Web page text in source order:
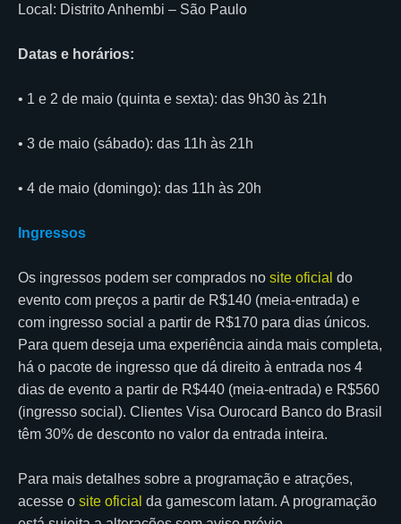
Local: Distrito Anhembi – São Paulo
Datas e horários:
• 1 e 2 de maio (quinta e sexta): das 9h30 às 21h
• 3 de maio (sábado): das 11h às 21h
• 4 de maio (domingo): das 11h às 20h
Ingressos
Os ingressos podem ser comprados no site oficial do
evento com preços a partir de R$140 (meia-entrada) e
com ingresso social a partir de R$170 para dias únicos.
Para quem deseja uma experiência ainda mais completa,
há o pacote de ingresso que dá direito à entrada nos 4
dias de evento a partir de R$440 (meia-entrada) e R$560
(ingresso social). Clientes Visa Ourocard Banco do Brasil
têm 30% de desconto no valor da entrada inteira.
Para mais detalhes sobre a programação e atrações,
acesse o site oficial da gamescom latam. A programação